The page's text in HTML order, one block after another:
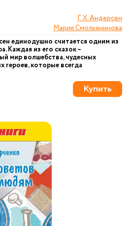
Г. Х. Андерсен
Мария Смольянинова
единодушно считается одним из
Каждая из его сказок –
мир волшебства, чудесных
героев, которые всегда
Купить